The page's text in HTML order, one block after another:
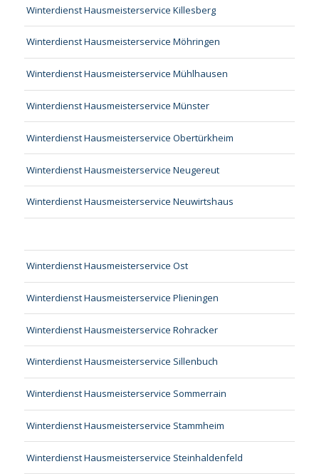
Winterdienst Hausmeisterservice Killesberg
Winterdienst Hausmeisterservice Möhringen
Winterdienst Hausmeisterservice Mühlhausen
Winterdienst Hausmeisterservice Münster
Winterdienst Hausmeisterservice Obertürkheim
Winterdienst Hausmeisterservice Neugereut
Winterdienst Hausmeisterservice Neuwirtshaus
Winterdienst Hausmeisterservice Ost
Winterdienst Hausmeisterservice Plieningen
Winterdienst Hausmeisterservice Rohracker
Winterdienst Hausmeisterservice Sillenbuch
Winterdienst Hausmeisterservice Sommerrain
Winterdienst Hausmeisterservice Stammheim
Winterdienst Hausmeisterservice Steinhaldenfeld